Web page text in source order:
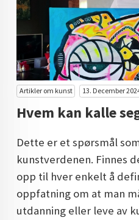
INTERIØR OG KUNST
KUNST INVESTERING
KUNSTSTILER
FARGETEORI
KJØP KUNST TIL SALGS
POP ART
FARGERIK KUNST
KUNST
Artikler om kunst 13. December
Hvem kan kalle
Dette er et spørsmål
kunstverdenen. Finnes
opp til hver enkelt å
oppfatning om at man
utdanning eller leve av